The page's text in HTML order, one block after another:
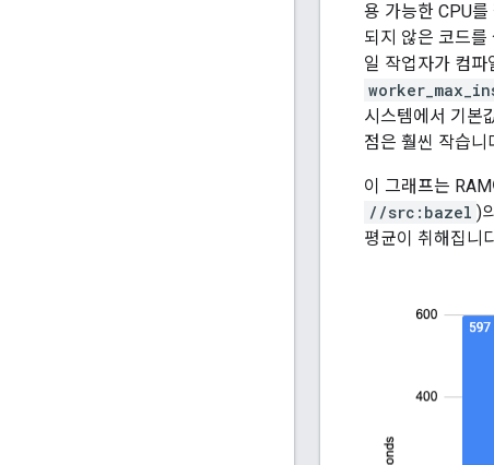
용 가능한 CPU
되지 않은 코드
일 작업자가 컴파
시스템에서 기본
점은 훨씬 작습니
이 그래프는
//src:bazel )
평균이 취해집니